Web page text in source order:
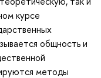
курсе
общность и
методы